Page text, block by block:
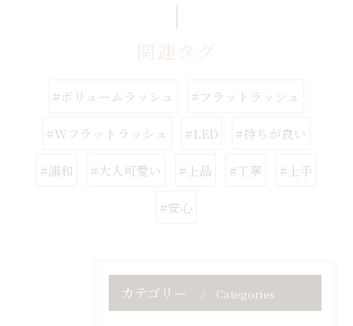
関連タグ
#ボリュームラッシュ #フラットラッシュ
#Wフラットラッシュ #LED #持ちが良い
#浦和 #大人可愛い #上品 #丁寧 #上手
#安心
カテゴリー Categories